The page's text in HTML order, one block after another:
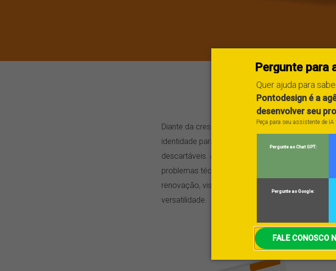
Pergunte para
Quer ajuda para
Pontodesign é a
desenvolver seu
Peça para seu assistente de
Pergunte ao Chat GPT:
Pergunte ao Google:
FALE CONOSCO
Diante da crescente concorrência de
identidade para se destacar nos pontos de
descartáveis. Além do impacto no PDV, o
problemas técnicos e estéticos que afetavam a
renovação, visou se posicionar como marca em
versatilidade.